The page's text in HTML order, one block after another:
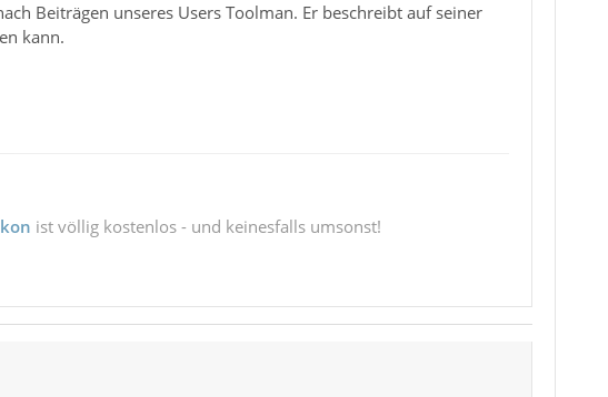
Beiträgen unseres Users Toolman. Er beschreibt auf seiner
kann.
ist völlig kostenlos - und keinesfalls umsonst!